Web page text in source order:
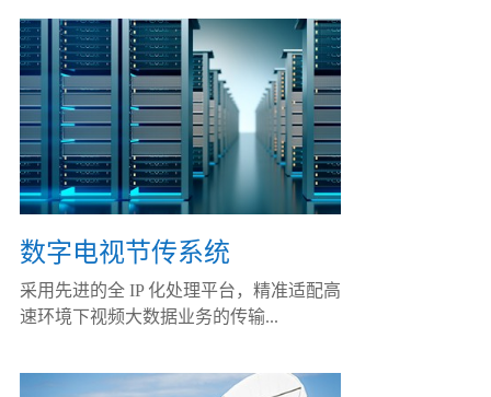
数字电视节传系统
采用先进的全 IP 化处理平台，精准适配高
速环境下视频大数据业务的传输...